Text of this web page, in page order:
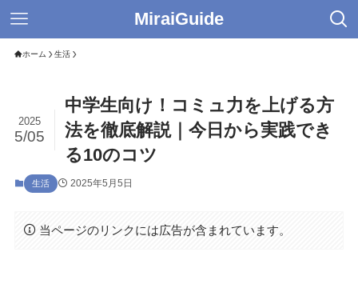
MiraiGuide
ホーム 生活
中学生向け！コミュ力を上げる方
法を徹底解説｜今日から実践でき
る10のコツ
2025
5/05
生活 2025年5月5日
当ページのリンクには広告が含まれています。